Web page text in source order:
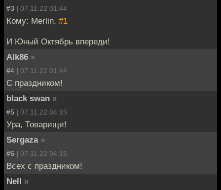
#3 | 07.11.22 01:44
Кому: Merlin, #1
И Юный Октябрь впереди!
Alk86 »
#4 | 07.11.22 01:44
С праздником!
black swan »
#5 | 07.11.22 04:15
Ура, Товарищи!
Sergaza »
#6 | 07.11.22 04:15
Всех с праздником!
Nell »